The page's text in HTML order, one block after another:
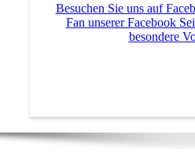
Besuchen Sie uns auf
Fan unserer Facebook
besondere